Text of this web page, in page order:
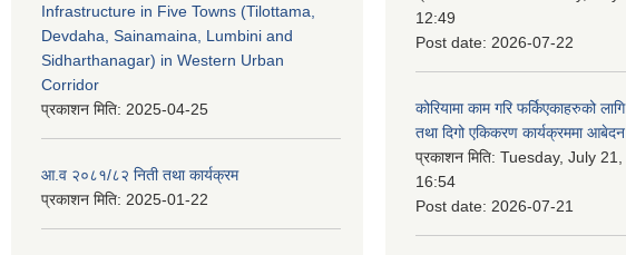
Infrastructure in Five Towns (Tilottama,
Devdaha, Sainamaina, Lumbini and
Sidharthanagar) in Western Urban
Corridor
प्रकाशन मिति: 2025-04-25
आ.व २०८१/८२ निती तथा कार्यक्रम
प्रकाशन मिति: 2025-01-22
12:49
Post date: 2026-07-22
कोरियामा काम गरि फर्किएकाहरुको
तथा दिगो एकिकरण कार्यक्रममा आबेदन
प्रकाशन मिति: Tuesday, July
16:54
Post date: 2026-07-21